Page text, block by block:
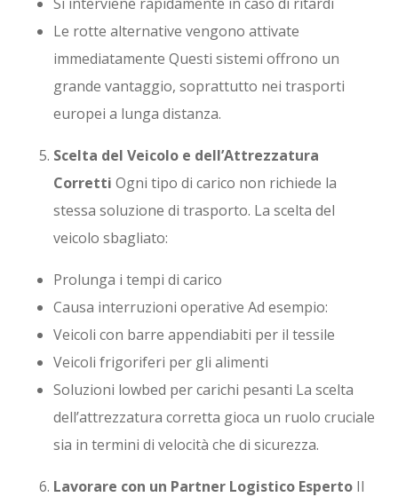
Le rotte alternative vengono attivate
immediatamente Questi sistemi offrono un
grande vantaggio, soprattutto nei trasporti
europei a lunga distanza.
Scelta del Veicolo e dell’Attrezzatura
Corretti Ogni tipo di carico non richiede la
stessa soluzione di trasporto. La scelta del
veicolo sbagliato:
Prolunga i tempi di carico
Causa interruzioni operative Ad esempio:
Veicoli con barre appendiabiti per il tessile
Veicoli frigoriferi per gli alimenti
Soluzioni lowbed per carichi pesanti La scelta
dell’attrezzatura corretta gioca un ruolo cruciale
sia in termini di velocità che di sicurezza.
Lavorare con un Partner Logistico Esperto Il